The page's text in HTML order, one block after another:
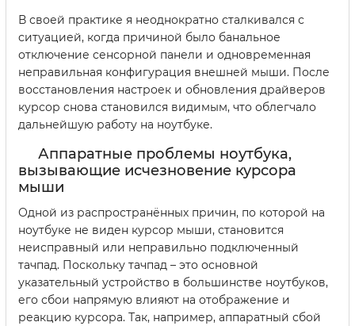
В своей практике я неоднократно сталкивался с
ситуацией, когда причиной было банальное
отключение сенсорной панели и одновременная
неправильная конфигурация внешней мыши. После
восстановления настроек и обновления драйверов
курсор снова становился видимым, что облегчало
дальнейшую работу на ноутбуке.
Аппаратные проблемы ноутбука,
вызывающие исчезновение курсора
мыши
Одной из распространённых причин, по которой на
ноутбуке не виден курсор мыши, становится
неисправный или неправильно подключенный
тачпад. Поскольку тачпад – это основной
указательный устройство в большинстве ноутбуков,
его сбои напрямую влияют на отображение и
реакцию курсора. Так, например, аппаратный сбой